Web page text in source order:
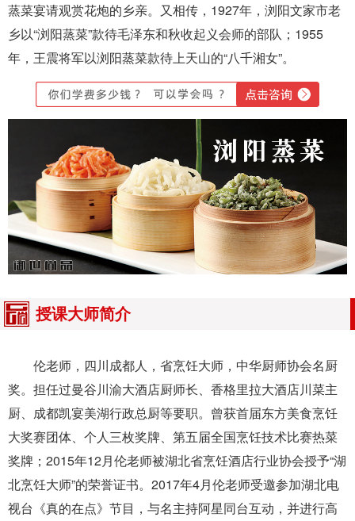
蒸菜宴请观赏花炮的乡亲。又相传，1927年，浏阳文家市老
乡以“浏阳蒸菜”款待毛泽东和秋收起义会师的部队；1955
年，王震将军以浏阳蒸菜款待上天山的“八千湘女”。
授课大师简介
伦老师，四川成都人，省烹饪大师，中华厨师协会名厨
奖。担任过曼谷川渝大酒店厨师长、香格里拉大酒店川菜主
厨、成都凯宴美湖行政总厨等要职。曾获首届东方美食烹饪
大奖赛团体、个人三枚奖牌、第五届全国烹饪技术比赛热菜
奖牌；2015年12月伦老师被湖北省烹饪酒店行业协会授予“湖
北烹饪大师”的荣誉证书。2017年4月伦老师受邀参加湖北电
视台《真的在点》节目，与名主持阿星同台互动，并进行高